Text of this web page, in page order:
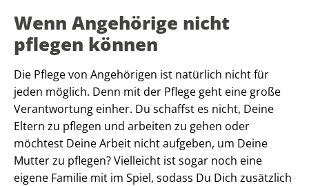
Wenn Angehörige nicht
pflegen können
Die Pflege von Angehörigen ist natürlich nicht für
jeden möglich. Denn mit der Pflege geht eine große
Verantwortung einher. Du schaffst es nicht, Deine
Eltern zu pflegen und arbeiten zu gehen oder
möchtest Deine Arbeit nicht aufgeben, um Deine
Mutter zu pflegen? Vielleicht ist sogar noch eine
eigene Familie mit im Spiel, sodass Du Dich zusätzlich